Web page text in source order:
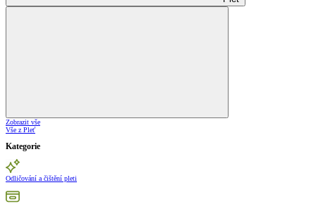
Zobrazit vše
Vše z Pleť
Kategorie
Odličování a čištění pleti